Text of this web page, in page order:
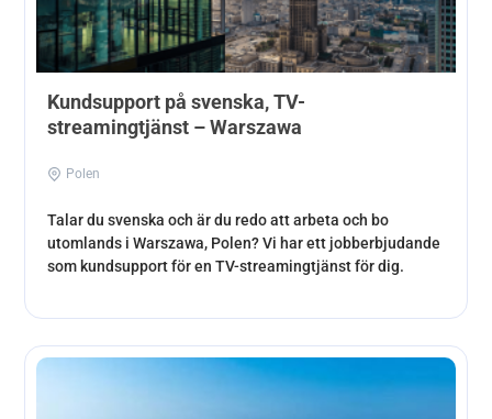
Kundsupport på svenska, TV-
streamingtjänst – Warszawa
Polen
Talar du svenska och är du redo att arbeta och bo
utomlands i Warszawa, Polen? Vi har ett jobberbjudande
som kundsupport för en TV-streamingtjänst för dig.